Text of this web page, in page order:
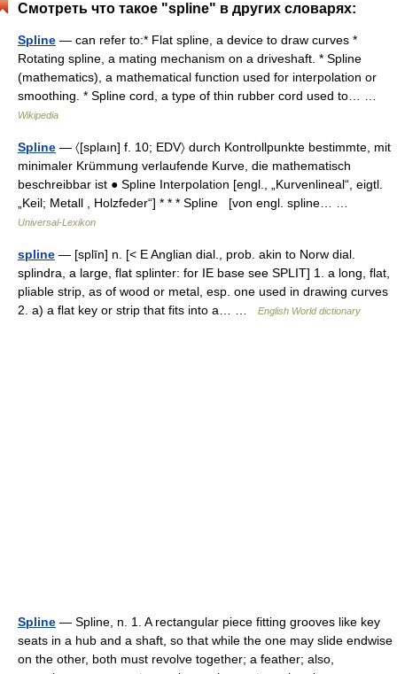
Смотреть что такое "spline" в других словарях:
Spline — can refer to:* Flat spline, a device to draw curves *
Rotating spline, a mating mechanism on a driveshaft. * Spline
(mathematics), a mathematical function used for interpolation or
smoothing. * Spline cord, a type of thin rubber cord used to… …
Wikipedia
Spline — 〈[splaın] f. 10; EDV〉 durch Kontrollpunkte bestimmte, mit
minimaler Krümmung verlaufende Kurve, die mathematisch
beschreibbar ist ● Spline Interpolation [engl., „Kurvenlineal“, eigtl.
„Keil; Metall , Holzfeder“] * * * Spline [von engl. spline… …
Universal-Lexikon
spline — [splīn] n. [< E Anglian dial., prob. akin to Norw dial.
splindra, a large, flat splinter: for IE base see SPLIT] 1. a long, flat,
pliable strip, as of wood or metal, esp. one used in drawing curves
2. a) a flat key or strip that fits into a… …
English World dictionary
Spline — Spline, n. 1. A rectangular piece fitting grooves like key
seats in a hub and a shaft, so that while the one may slide endwise
on the other, both must revolve together; a feather; also,